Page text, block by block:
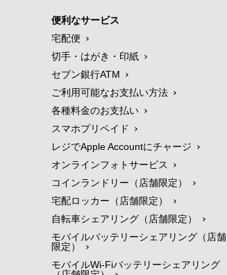
便利なサービス
宅配便
切手・はがき・印紙
セブン銀行ATM
ご利用可能なお支払い方法
各種料金のお支払い
スマホプリペイド
レジでApple Accountにチャージ
オンラインフォトサービス
コインランドリー（店舗限定）
宅配ロッカー（店舗限定）
自転車シェアリング（店舗限定）
モバイルバッテリーシェアリング（店舗
限定）
モバイルWi-Fiバッテリーシェアリング